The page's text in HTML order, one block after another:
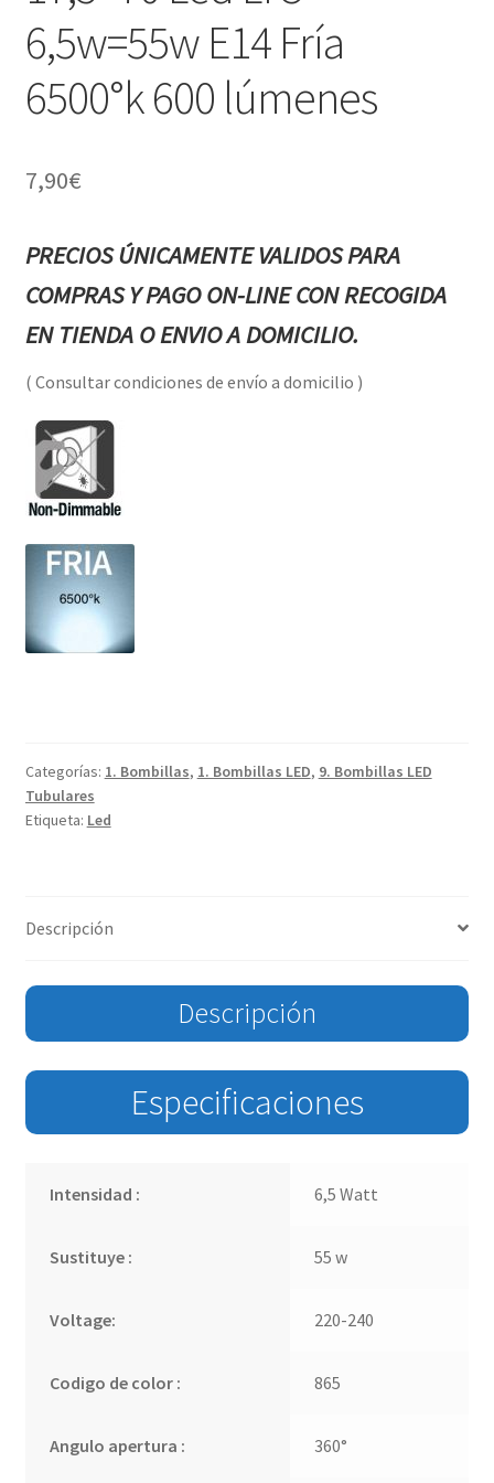
6,5w=55w E14 Fría
6500°k 600 lúmenes
7,90€
PRECIOS ÚNICAMENTE VALIDOS PARA
COMPRAS Y PAGO ON-LINE CON RECOGIDA
EN TIENDA O ENVIO A DOMICILIO.
( Consultar condiciones de envío a domicilio )
Categorías: 1. Bombillas, 1. Bombillas LED, 9. Bombillas LED
Tubulares
Etiqueta: Led
Descripción
Descripción
Especificaciones
Intensidad : 6,5 Watt
Sustituye : 55 w
Voltage: 220-240
Codigo de color : 865
Angulo apertura : 360°